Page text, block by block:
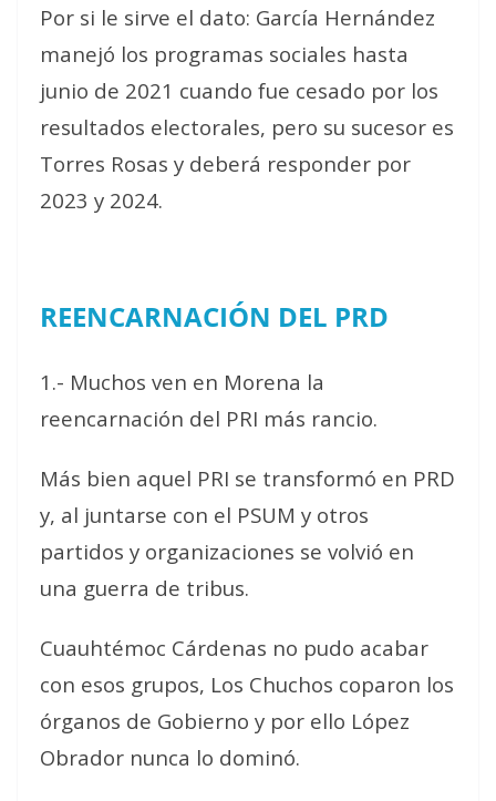
Por si le sirve el dato: García Hernández
manejó los programas sociales hasta
junio de 2021 cuando fue cesado por los
resultados electorales, pero su sucesor es
Torres Rosas y deberá responder por
2023 y 2024.
REENCARNACIÓN DEL PRD
1.- Muchos ven en Morena la
reencarnación del PRI más rancio.
Más bien aquel PRI se transformó en PRD
y, al juntarse con el PSUM y otros
partidos y organizaciones se volvió en
una guerra de tribus.
Cuauhtémoc Cárdenas no pudo acabar
con esos grupos, Los Chuchos coparon los
órganos de Gobierno y por ello López
Obrador nunca lo dominó.